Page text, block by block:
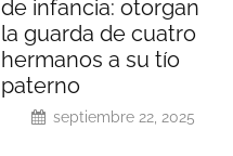
de infancia: otorgan
la guarda de cuatro
hermanos a su tío
paterno
septiembre 22, 2025